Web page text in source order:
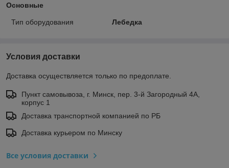
Основные
Тип оборудования Лебедка
Условия доставки
Доставка осуществляется только по предоплате.
Пункт самовывоза, г. Минск, пер. 3-й Загородный 4А,
корпус 1
Доставка транспортной компанией по РБ
Доставка курьером по Минску
Все условия доставки